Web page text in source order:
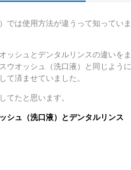
では使用方法が違うって知っていま
ッシュとデンタルリンスの違いをま
ウオッシュ（洗口液）と同じように
て済ませていました。
てたと思います。
シュ（洗口液）とデンタルリンス